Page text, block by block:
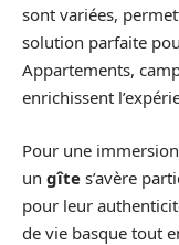
sont variées,
solution parfaite
Appartements,
enrichissent
Pour une
un gîte s’avère
pour leur
de vie basque tout